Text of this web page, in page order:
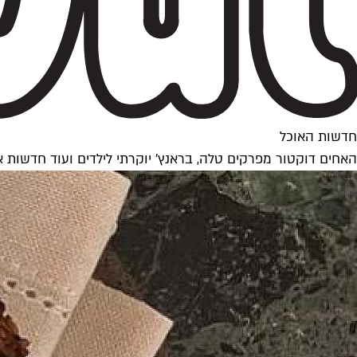
חדשות האוכל
האחים דוקטור מפרקים טלה, בראנץ' יוקרתי לילדים ועוד חדשות